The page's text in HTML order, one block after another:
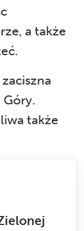
a także
także